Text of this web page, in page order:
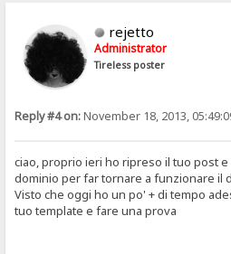
rejetto
Administrator
Tireless poster
Reply #4 on:November 18, 2013,
ciao, proprio ieri ho ripreso il tuo post
dominio per far tornare a funzionare il
Visto che oggi ho un po' + di tempo
tuo template e fare una prova